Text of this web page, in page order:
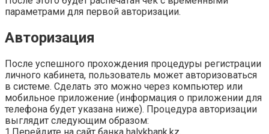
параметрами для первой авторизации.
Авторизация
После успешного прохождения процедуры регистрации
личного кабинета, пользователь может авторизоваться
в системе. Сделать это можно через компьютер или
мобильное приложение (информация о приложении для
телефона будет указана ниже). Процедура авторизации
выглядит следующим образом:
1.Перейдите на сайт банка halykbank.kz.